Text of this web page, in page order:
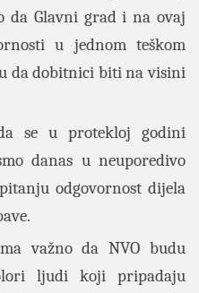
da Glavni grad i na ovaj
u jednom teškom
da dobitnici biti na visini
se u protekloj godini
danas u neuporedivo
odgovornost dijela
važno da NVO budu
ljudi koji pripadaju